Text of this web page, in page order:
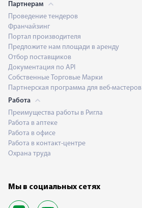
Партнерам
Проведение тендеров
Франчайзинг
Портал производителя
Предложите нам площади в аренду
Отбор поставщиков
Документация по API
Собственные Торговые Марки
Партнерская программа для веб-мастеров
Работа
Преимущества работы в Ригла
Работа в аптеке
Работа в офисе
Работа в контакт-центре
Охрана труда
Мы в социальных сетях